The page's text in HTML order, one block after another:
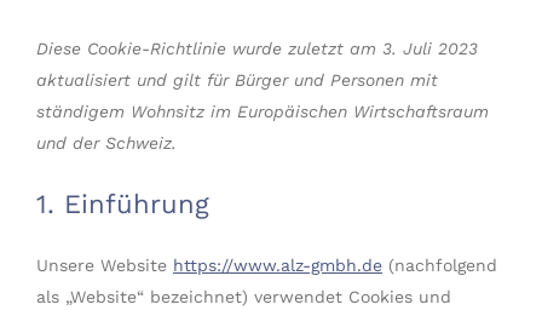
Diese Cookie-Richtlinie wurde zuletzt am 3. Juli 2023
aktualisiert und gilt für Bürger und Personen mit
ständigem Wohnsitz im Europäischen Wirtschaftsraum
und der Schweiz.
1. Einführung
Unsere Website https://www.alz-gmbh.de (nachfolgend
als „Website“ bezeichnet) verwendet Cookies und